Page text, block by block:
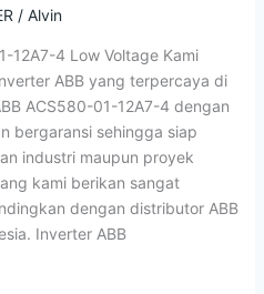
/ Alvin
12A7-4 Low Voltage Kami
ABB yang terpercaya di
ACS580-01-12A7-4 dengan
bergaransi sehingga siap
industri maupun proyek
kami berikan sangat
dengan distributor ABB
Inverter ABB